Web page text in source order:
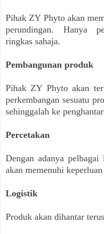
Pihak ZY Phyto akan
perundingan. Hanya
ringkas sahaja.
Pembangunan produk
Pihak ZY Phyto akan
perkembangan sesuatu
sehinggalah ke
Percetakan
Dengan adanya
akan memenuhi
Logistik
Produk akan dihantar